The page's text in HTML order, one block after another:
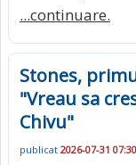
...continuare.
Stones,
"Vreau sa
Chivu"
publicat 2026-07-31